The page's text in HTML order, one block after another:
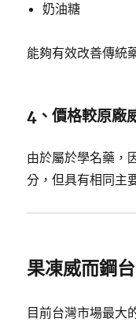
奶油糖
能夠有效改善傳統
4、價格較原廠
由於屬於學名藥，
分，但具有相同主
果凍威而鋼
目前台灣市場最大